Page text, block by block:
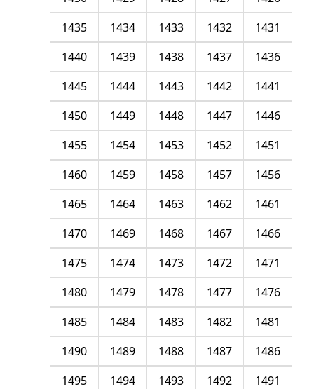
1431
1432
1433
1434
1435
1436
1437
1438
1439
1440
1441
1442
1443
1444
1445
1446
1447
1448
1449
1450
1451
1452
1453
1454
1455
1456
1457
1458
1459
1460
1461
1462
1463
1464
1465
1466
1467
1468
1469
1470
1471
1472
1473
1474
1475
1476
1477
1478
1479
1480
1481
1482
1483
1484
1485
1486
1487
1488
1489
1490
1491
1492
1493
1494
1495